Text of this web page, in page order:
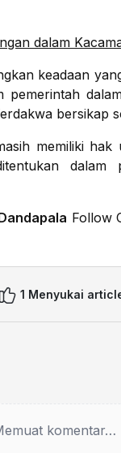
dalam
keadaan
pemerintah
bersikap
memiliki
dalam
Follow
1 Menyukai
komentar…